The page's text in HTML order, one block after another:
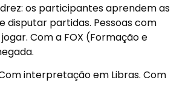
os participantes aprendem as
disputar partidas. Pessoas com
Com a FOX (Formação e
interpretação em Libras. Com